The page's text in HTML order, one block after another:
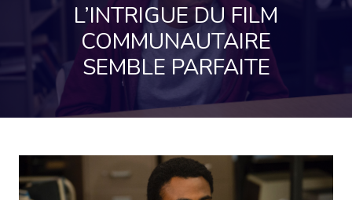
L’INTRIGUE DU FILM
COMMUNAUTAIRE
SEMBLE PARFAITE